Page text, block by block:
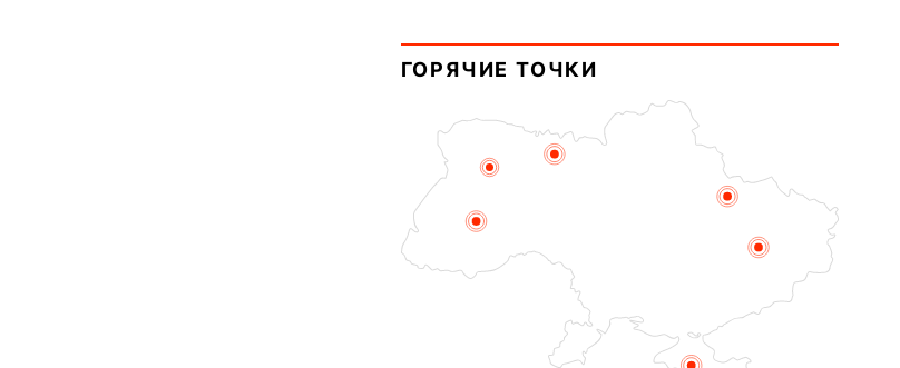
прп. Евпракси́и девы,...
ГОРЯЧИЕ ТОЧКИ